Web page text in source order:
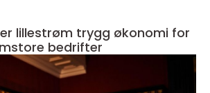
trygg økonomi for
bedrifter